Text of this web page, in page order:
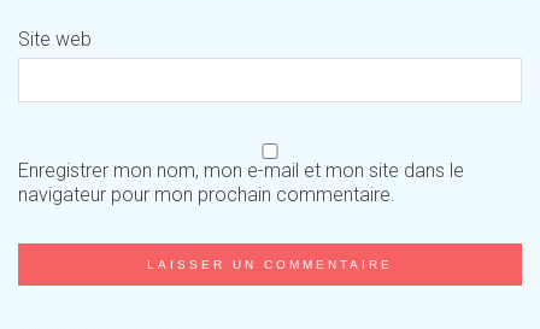
Site web
Enregistrer mon nom, mon e-mail et mon site dans le
navigateur pour mon prochain commentaire.